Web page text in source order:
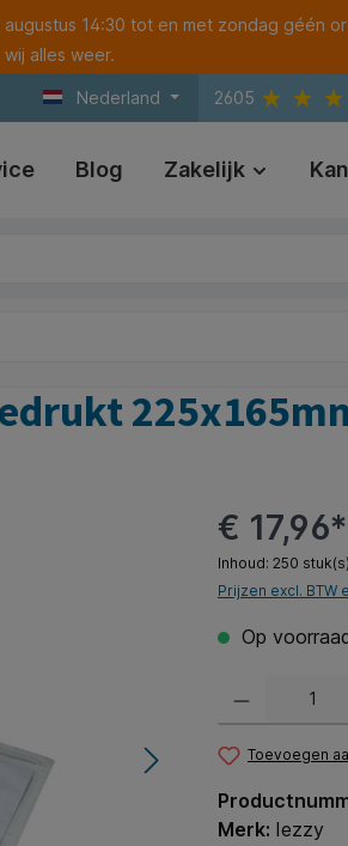
14:30 tot en met zondag géén
wij alles weer.
Nederland 2605
Blog Zakelijk
€ 17,96*
Inhoud: 250 stuk(s)
Prijzen excl. BTW
Op
Toevoegen
Merk: Iezzy